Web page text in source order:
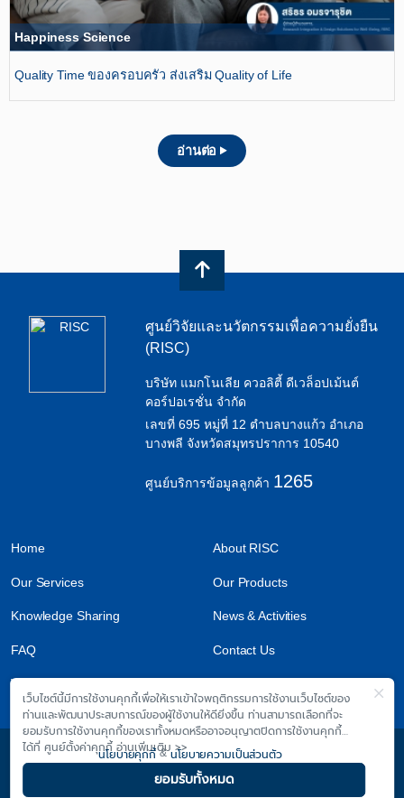
เว็บไซต์นี้มีการใช้งานคุกกี้เพื่อให้เราเข้าใจพฤติกรรมการใช้งานเว็บไซต์ของ
ท่านและพัฒนาประสบการณ์ของผู้ใช้งานให้ดียิ่งขึ้น ท่านสามารถเลือกที่จะ
ยอมรับการใช้งานคุกกี้ของเราทั้งหมดหรืออาจอนุญาตปิดการใช้งานคุกกี้
ได้ที่ ศูนย์ตั้งค่าคุกกี้ อ่านเพิ่มเติม >>
นโยบายคุกกี้ & นโยบายความเป็นส่วนตัว
ยอมรับทั้งหมด
Happiness Science
Quality Time ของครอบครัว ส่งเสริม Quality of Life
อ่านต่อ
ศูนย์วิจัยและนวัตกรรมเพื่อความยั่งยืน
(RISC)
บริษัท แมกโนเลีย ควอลิตี้ ดีเวล็อปเม้นต์
คอร์ปอเรชั่น จำกัด
เลขที่ 695 หมู่ที่ 12 ตำบลบางแก้ว อำเภอ
บางพลี จังหวัดสมุทรปราการ 10540
ศูนย์บริการข้อมูลลูกค้า 1265
Home About RISC
Our Services Our Products
Knowledge Sharing News & Activities
FAQ Contact Us
Work With Us
© 2026 Magnolia Quality Development Corporation Limited